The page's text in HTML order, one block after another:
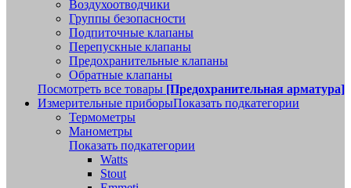
Воздухоотводчики
Группы безопасности
Подпиточные клапаны
Перепускные клапаны
Предохранительные клапаны
Обратные клапаны
Посмотреть все товары [Предохранительная арматура]
Измерительные приборыПоказать подкатегории
Термометры
Манометры
Показать подкатегории
Watts
Stout